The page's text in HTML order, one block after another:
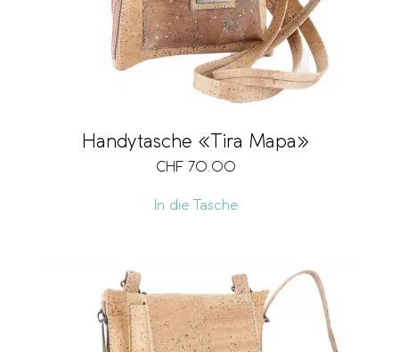
Handytasche «Tira Mapa»
CHF 70.00
In die Tasche